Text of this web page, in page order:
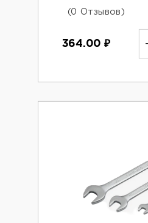
(0 Отзывов)
364.00 ₽ -